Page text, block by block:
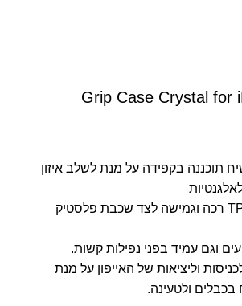
Grip Case Crystal for
תוכננה בקפידה על מנת לשלב איזון
שימוש בשכבת TPU רכה וגמישה לצד שכבת פלסטיק
וגם עמיד בפני נפילות קשות.
וליציאות של האייפון על מנת
ולטעינה.